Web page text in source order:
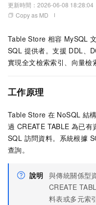
更新時間： 2026-06-08 18:28:04
Copy as MD
Table Store 相容 MySQL
SQL 提供者。支援 DDL、
實現全文檢索索引、向量檢
工作原理
Table Store 在 NoSQL 結
過 CREATE TABLE 為已
SQL 訪問資料。系統根據
查詢。
說明 與傳統關係型
CREATE
料表或多元索